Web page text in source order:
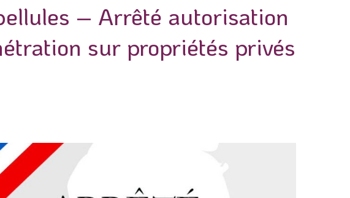
– Arrêté autorisation
sur propriétés privés